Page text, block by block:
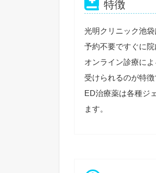
特徴
光明クリニック池
予約不要ですぐに
オンライン診療に
受けられるのが特徴
ED治療薬は各種ジ
ます。